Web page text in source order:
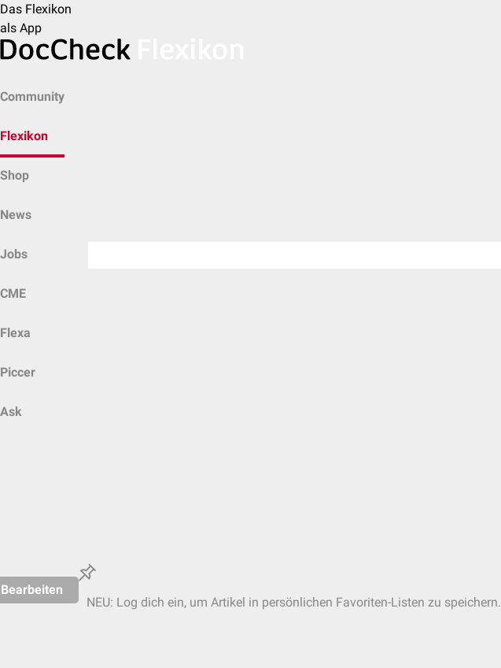
Das Flexikon
als App
Community
Flexikon
Shop
News
Jobs
CME
Flexa
Piccer
Ask
Bearbeiten
NEU: Log dich ein, um Artikel in persönlichen Favoriten-Listen zu speichern.